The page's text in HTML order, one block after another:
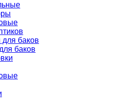
баков
баков